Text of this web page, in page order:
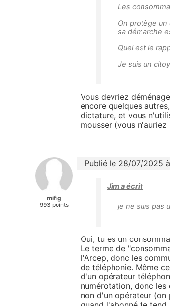
Les
On protège un
sa démarche
Quel est le
Je suis un
Vous devriez
encore quelques
dictature, et vous
mousser (vous
mifig
993 points
Publié le 28/07/2025
Jim a écrit
je ne suis pas
Oui, tu es un
Le terme de
l'Arcep, donc les
de téléphonie. Même
d'un opérateur
numérotation, donc
non d'un opérateur (on